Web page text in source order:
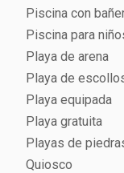
vivir el mar como
por los senderos
inolvidables en
durante la
nocturnos y
cada día esté lleno
es El lugar perfecto
diversión y
Piscina con
Piscina para
Playa de arena
Playa de
Playa equipada
Playa gratuita
Playas de
Quiosco